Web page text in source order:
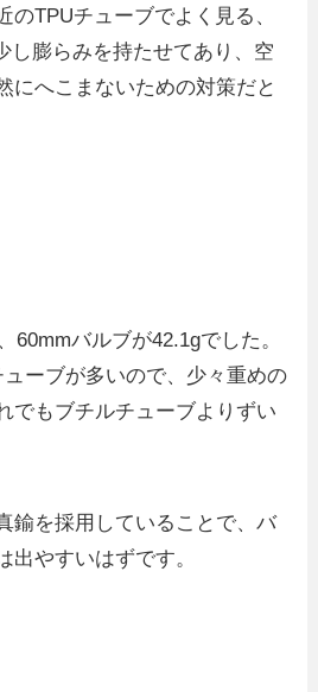
のTPUチューブでよく見る、
し膨らみを持たせてあり、空
にへこまないための対策だと
60mmバルブが42.1gでした。
ーブが多いので、少々重めの
でもブチルチューブよりずい
鍮を採用していることで、バ
出やすいはずです。